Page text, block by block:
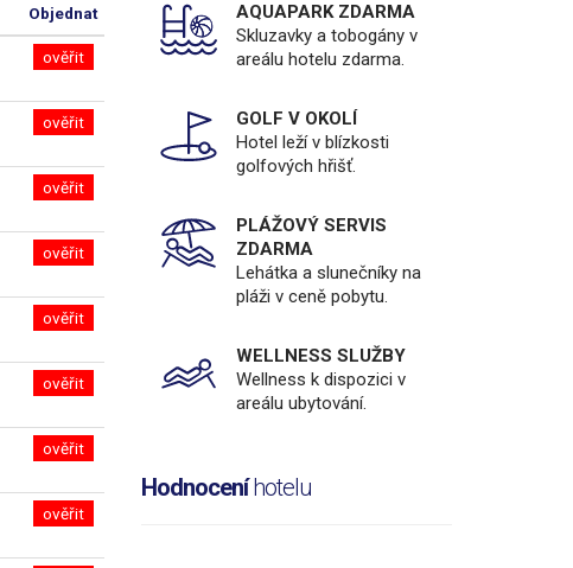
Objednat
ověřit
ověřit
ověřit
ověřit
ověřit
ověřit
ověřit
ověřit
AQUAPARK ZDARMA
Skluzavky a tobogány v
areálu hotelu zdarma.
GOLF V OKOLÍ
Hotel leží v blízkosti
golfových hřišť.
PLÁŽOVÝ SERVIS
ZDARMA
Lehátka a slunečníky na
pláži v ceně pobytu.
WELLNESS SLUŽBY
Wellness k dispozici v
areálu ubytování.
Hodnoceníhotelu